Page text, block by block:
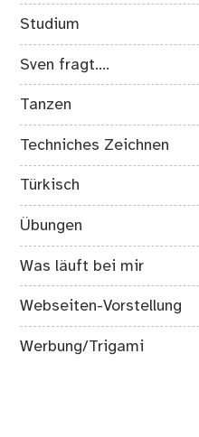
Studium
Sven fragt….
Tanzen
Techniches Zeichnen
Türkisch
Übungen
Was läuft bei mir
Webseiten-Vorstellung
Werbung/Trigami